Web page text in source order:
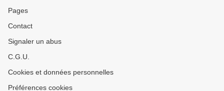
Pages
Contact
Signaler un abus
C.G.U.
Cookies et données personnelles
Préférences cookies